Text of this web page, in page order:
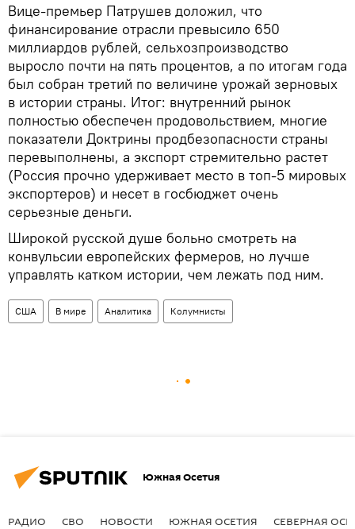
Вице-премьер Патрушев доложил, что
финансирование отрасли превысило 650
миллиардов рублей, сельхозпроизводство
выросло почти на пять процентов, а по итогам года
был собран третий по величине урожай зерновых
в истории страны. Итог: внутренний рынок
полностью обеспечен продовольствием, многие
показатели Доктрины продбезопасности страны
перевыполнены, а экспорт стремительно растет
(Россия прочно удерживает место в топ-5 мировых
экспортеров) и несет в госбюджет очень
серьезные деньги.
Широкой русской душе больно смотреть на
конвульсии европейских фермеров, но лучше
управлять катком истории, чем лежать под ним.
США В мире Аналитика Колумнисты
Южная Осетия
РАДИО СВО НОВОСТИ ЮЖНАЯ ОСЕТИЯ СЕВЕРНАЯ